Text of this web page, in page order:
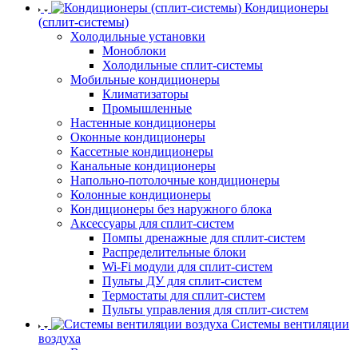
Кондиционеры
(сплит-системы)
Холодильные установки
Моноблоки
Холодильные сплит-системы
Мобильные кондиционеры
Климатизаторы
Промышленные
Настенные кондиционеры
Оконные кондиционеры
Кассетные кондиционеры
Канальные кондиционеры
Напольно-потолочные кондиционеры
Колонные кондиционеры
Кондиционеры без наружного блока
Аксессуары для сплит-систем
Помпы дренажные для сплит-систем
Распределительные блоки
Wi-Fi модули для сплит-систем
Пульты ДУ для сплит-систем
Термостаты для сплит-систем
Пульты управления для сплит-систем
Системы вентиляции
воздуха